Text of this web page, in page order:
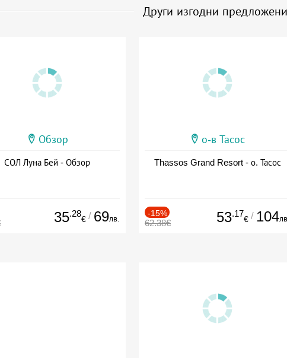
Други изгодни
Обзор
СОЛ Луна Бей - Обзор
35.28
€ / 69лв.
о-в Тасос
Thassos Grand Resort - о. Тасос
-15%
62.38€ 53.17
€ / 104лв.